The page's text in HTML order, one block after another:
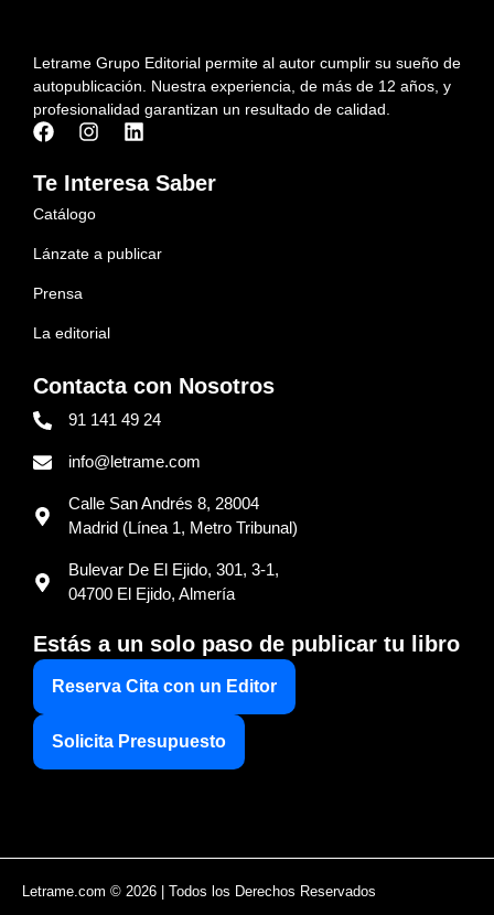
Letrame Grupo Editorial permite al autor cumplir su sueño de
autopublicación. Nuestra experiencia, de más de 12 años, y
profesionalidad garantizan un resultado de calidad.
Te Interesa Saber
Catálogo
Lánzate a publicar
Prensa
La editorial
Contacta con Nosotros
91 141 49 24
info@letrame.com
Calle San Andrés 8, 28004
Madrid (Línea 1, Metro Tribunal)
Bulevar De El Ejido, 301, 3-1,
04700 El Ejido, Almería
Estás a un solo paso de publicar tu libro
Reserva Cita con un Editor
Solicita Presupuesto
Letrame.com © 2026 | Todos los Derechos Reservados